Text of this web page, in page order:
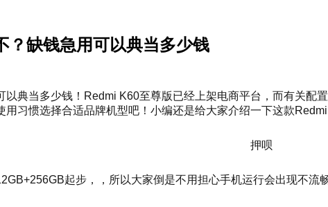
？缺钱急用可以典当多少钱
典当多少钱！Redmi K60至尊版已经上架电商平台，而有关配
习惯选择合适品牌机型吧！小编还是给大家介绍一下这款Redmi
起步，，所以大家倒是不用担心手机运行会出现不